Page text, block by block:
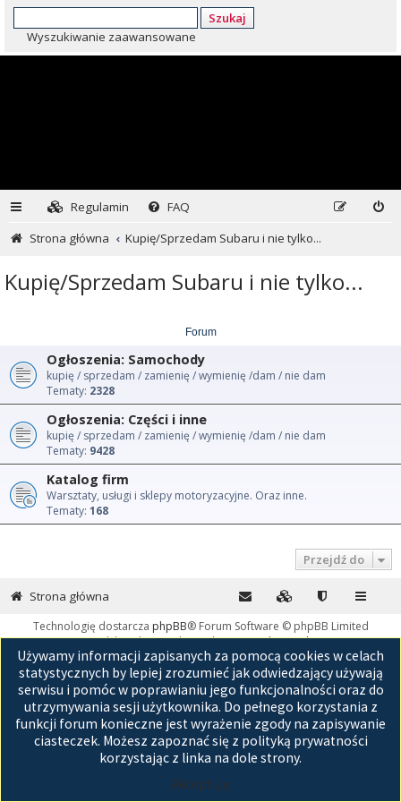
Szukaj
Wyszukiwanie zaawansowane
Regulamin
FAQ
Strona główna
Kupię/Sprzedam Subaru i nie tylko...
Kupię/Sprzedam Subaru i nie tylko...
Forum
Ogłoszenia: Samochody
kupię / sprzedam / zamienię / wymienię /dam / nie dam
Tematy: 2328
Ogłoszenia: Części i inne
kupię / sprzedam / zamienię / wymienię /dam / nie dam
Tematy: 9428
Katalog firm
Warsztaty, usługi i sklepy motoryzacyjne. Oraz inne.
Tematy: 168
Przejdź do
Używamy informacji zapisanych za pomocą cookies w celach
statystycznych by lepiej zrozumieć jak odwiedzający używają
serwisu i pomóc w poprawianiu jego funkcjonalności oraz do
utrzymywania sesji użytkownika. Do pełnego korzystania z
funkcji forum konieczne jest wyrażenie zgody na zapisywanie
ciasteczek. Możesz zapoznać się z polityką prywatności
korzystając z linka na dole strony.
Akceptuję
Strona główna
Technologię dostarcza phpBB® Forum Software © phpBB Limited
Polski pakiet językowy dostarczaphpBB.pl
GZIP: Off